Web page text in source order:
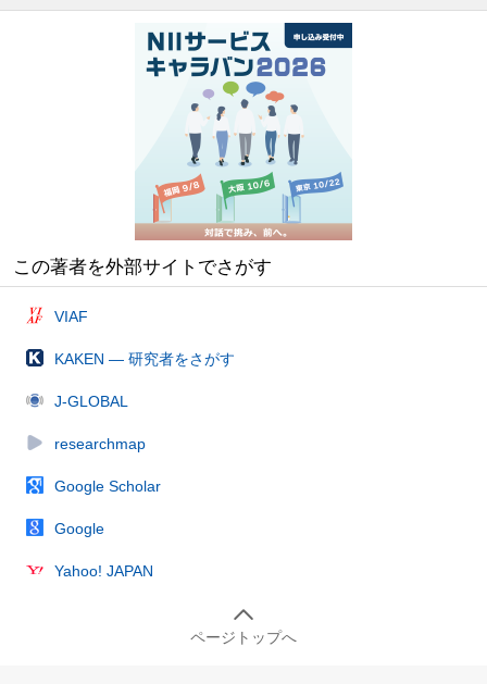
この著者を外部サイトでさがす
VIAF
KAKEN — 研究者をさがす
J-GLOBAL
researchmap
Google Scholar
Google
Yahoo! JAPAN
ページトップへ